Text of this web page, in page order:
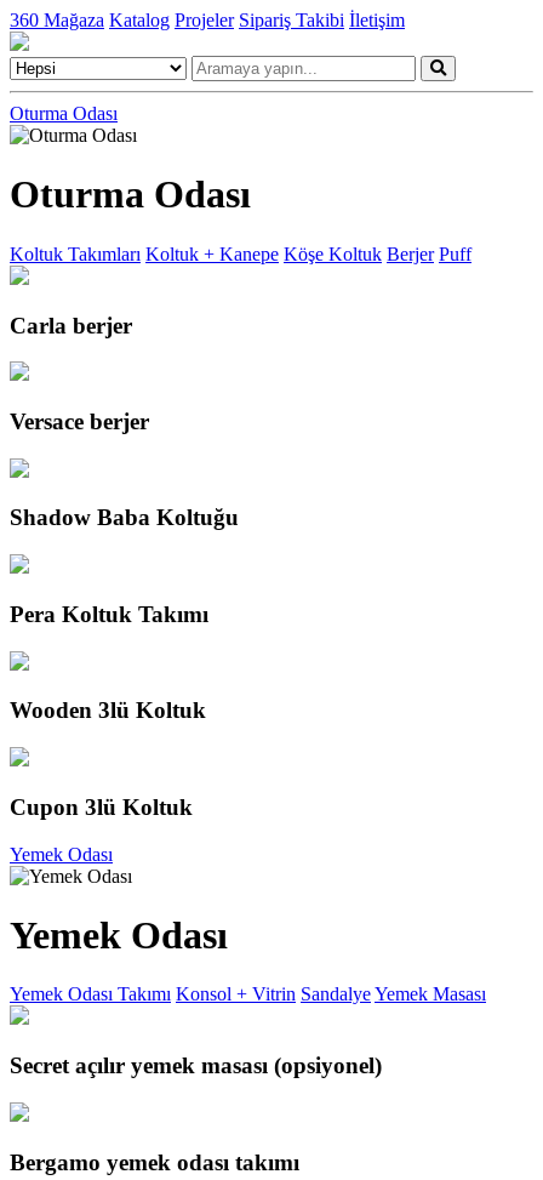
360 Mağaza Katalog Projeler Sipariş Takibi İletişim
Oturma Odası
Oturma Odası
Koltuk Takımları Koltuk + Kanepe Köşe Koltuk Berjer Puff
Carla berjer
Versace berjer
Shadow Baba Koltuğu
Pera Koltuk Takımı
Wooden 3lü Koltuk
Cupon 3lü Koltuk
Yemek Odası
Yemek Odası
Yemek Odası Takımı Konsol + Vitrin SandalyeYemek Masası
Secret açılır yemek masası (opsiyonel)
Bergamo yemek odası takımı